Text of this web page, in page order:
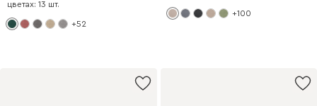
цветах: 13 шт.
+52
+100